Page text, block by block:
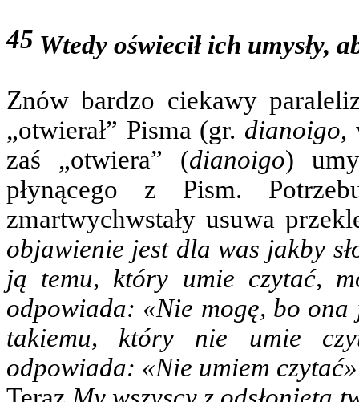
45 Wtedy oświecił ich umysły,
Znów bardzo ciekawy
„otwierał” Pisma (gr. dianoigo,
zaś „otwiera” (dianoigo)
płynącego z Pism.
zmartwychwstały usuwa
objawienie jest dla was jakby
ją temu, który umie czytać,
odpowiada: «Nie mogę, bo ona
takiemu, który nie umie
odpowiada: «Nie umiem czytać»